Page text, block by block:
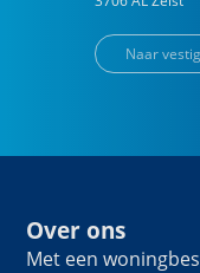
Naar
Over ons
Met een